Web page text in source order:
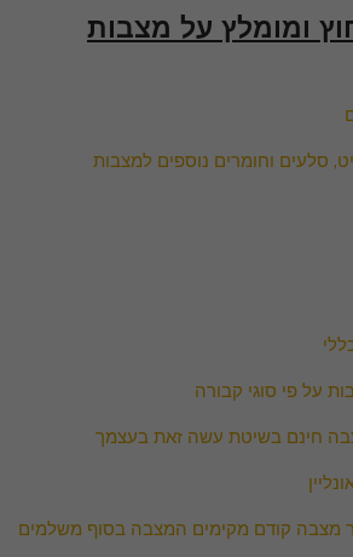
ומומלץ על מצבות
סלעים וחומרים נוספים למצבות
על פי סוגי קבורה
חינם בשיטת עשה זאת בעצמך
מצבה קודם מקימים המצבה בסוף משלמים